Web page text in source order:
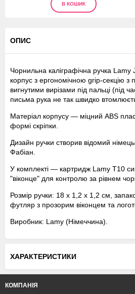
В КОШИК
ОПИС
Чорнильна каліграфічна ручка
корпус з ергономічною grip-секцію з
вигнутими вирізами під пальці (під
письма рука не так швидко
Матеріал корпусу — міцний ABS
формі скріпки.
Дизайн ручки створив відомий
Фабіан.
У комплекті — картридж Lamy Т10
"віконце" для контролю за рівнем
Розмір ручки: 18 х 1,2 х 1,2 см,
футляр з прозорим віконцем та
Виробник: Lamy (Німеччина).
ХАРАКТЕРИСТИКИ
КОМПАНІЯ